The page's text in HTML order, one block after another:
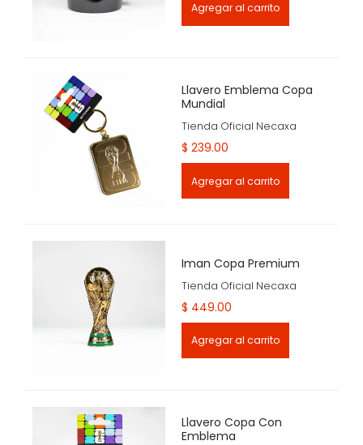
Agregar al carrito
Llavero Emblema Copa
Mundial
Tienda Oficial Necaxa
$ 239.00
Agregar al carrito
Iman Copa Premium
Tienda Oficial Necaxa
$ 449.00
Agregar al carrito
Llavero Copa Con
Emblema